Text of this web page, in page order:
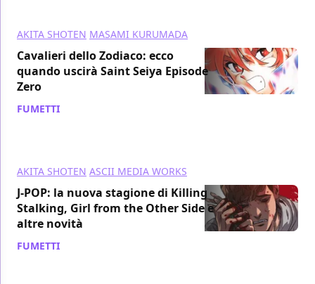
AKITA SHOTEN MASAMI KURUMADA
Cavalieri dello Zodiaco: ecco
quando uscirà Saint Seiya Episode
Zero
FUMETTI
AKITA SHOTEN ASCII MEDIA WORKS
J-POP: la nuova stagione di Killing
Stalking, Girl from the Other Side e
altre novità
FUMETTI